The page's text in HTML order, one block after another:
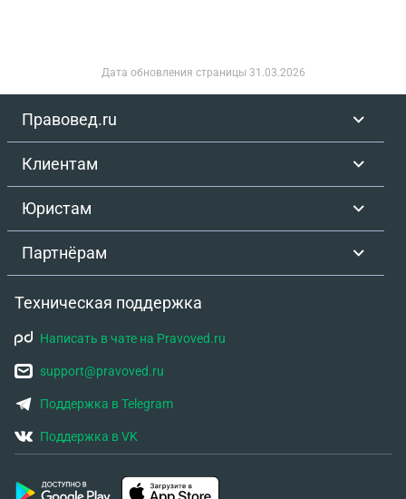
Дата обновления страницы 31.03.2026
Правовед.ru
Клиентам
Юристам
Партнёрам
Техническая поддержка
Написать в чате на Pravoved.ru
support@pravoved.ru
Поддержка в Telegram
Поддержка в VK